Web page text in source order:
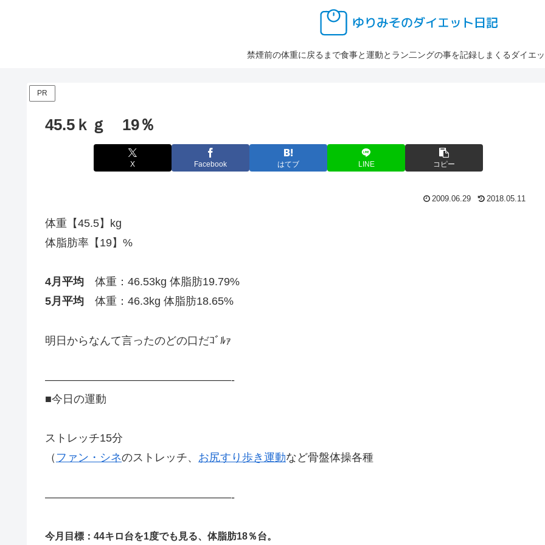
禁煙前の体重に戻るまで食事と運動とラン二ングの事を記録しまくるダイエ
PR
45.5ｋｇ 19％
X Facebook はてブ LINE コピー
2009.06.29 2018.05.11
体重【45.5】kg
体脂肪率【19】%
4月平均 体重：46.53kg 体脂肪19.79%
5月平均 体重：46.3kg 体脂肪18.65%
明日からなんて言ったのどの口だｺﾞﾙｧ
—————————————————-
■今日の運動
ストレッチ15分
（ ファン・シネのストレッチ、 お尻すり歩き運動など骨盤体操各種
—————————————————-
今月目標：44キロ台を1度でも見る、体脂肪18％台。